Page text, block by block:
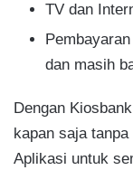
TV dan
dan masih
Dengan
kapan saja
Aplikasi untuk